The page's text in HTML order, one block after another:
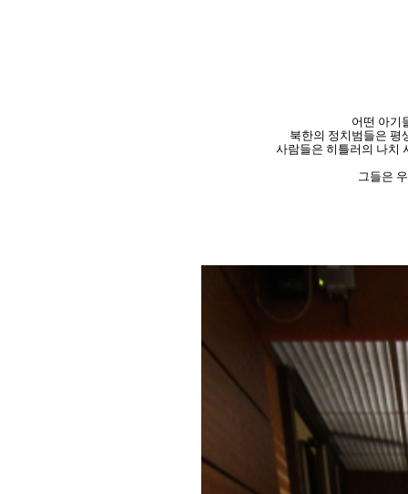
어떤 아기
북한의 정치범들은 평
사람들은 히틀러의 나치
그들은